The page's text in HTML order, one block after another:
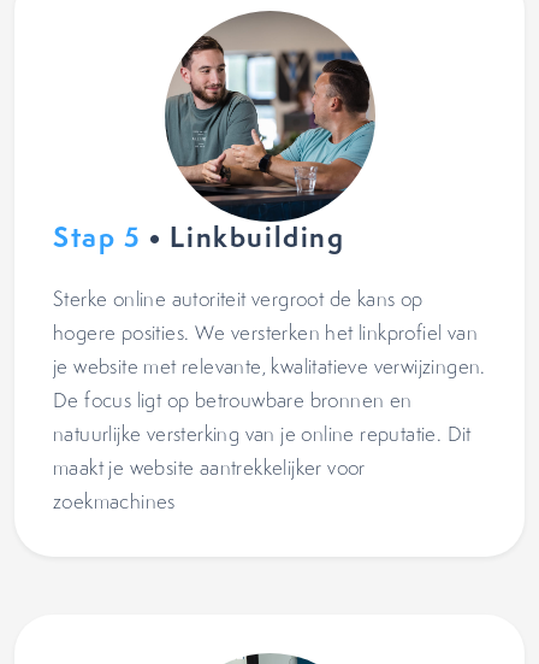
Stap 5 • Linkbuilding
Sterke online autoriteit vergroot de kans op
hogere posities. We versterken het linkprofiel van
je website met relevante, kwalitatieve verwijzingen.
De focus ligt op betrouwbare bronnen en
natuurlijke versterking van je online reputatie. Dit
maakt je website aantrekkelijker voor
zoekmachines